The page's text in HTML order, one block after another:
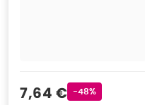
Verkaufspreis
7,64 €Rabattstempel
-48%